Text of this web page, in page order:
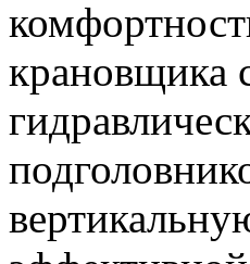
крановщика